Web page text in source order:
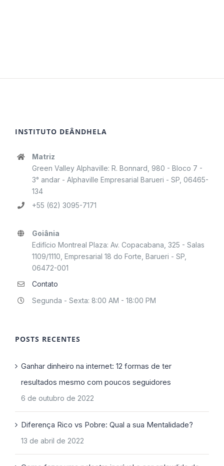
INSTITUTO DEÂNDHELA
Matriz
Green Valley Alphaville: R. Bonnard, 980 - Bloco 7 -
3° andar - Alphaville Empresarial Barueri - SP, 06465-
134
+55 (62) 3095-7171
Goiânia
Edifício Montreal Plaza: Av. Copacabana, 325 - Salas
1109/1110, Empresarial 18 do Forte, Barueri - SP,
06472-001
Contato
Segunda - Sexta: 8:00 AM - 18:00 PM
POSTS RECENTES
Ganhar dinheiro na internet: 12 formas de ter
resultados mesmo com poucos seguidores
6 de outubro de 2022
Diferença Rico vs Pobre: Qual a sua Mentalidade?
13 de abril de 2022